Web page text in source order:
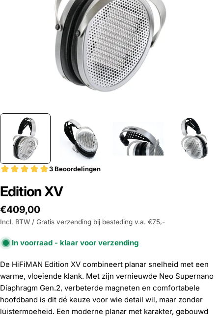
media 0 in modal
Edition XV
Adviesprijs
€409,00
Incl. BTW / Gratis verzending bij besteding v.a. €75,-
In voorraad - klaar voor verzending
De HiFiMAN Edition XV combineert planar snelheid met een
warme, vloeiende klank. Met zijn vernieuwde Neo Supernano
Diaphragm Gen.2, verbeterde magneten en comfortabele
hoofdband is dit dé keuze voor wie detail wil, maar zonder
luistermoeheid. Een moderne planar met karakter, gebouwd